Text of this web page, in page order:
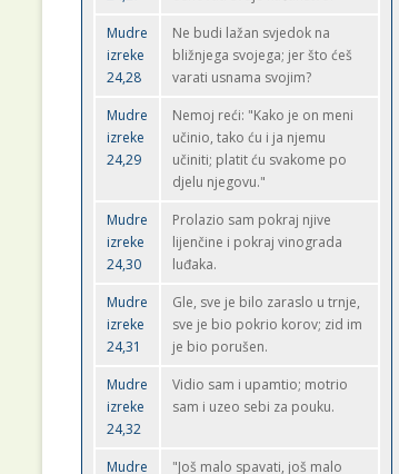
Mudre
izreke
24,28
Ne budi lažan svjedok na
bližnjega svojega; jer što ćeš
varati usnama svojim?
Mudre
izreke
24,29
Nemoj reći: "Kako je on meni
učinio, tako ću i ja njemu
učiniti; platit ću svakome po
djelu njegovu."
Mudre
izreke
24,30
Prolazio sam pokraj njive
lijenčine i pokraj vinograda
luđaka.
Mudre
izreke
24,31
Gle, sve je bilo zaraslo u trnje,
sve je bio pokrio korov; zid im
je bio porušen.
Mudre
izreke
24,32
Vidio sam i upamtio; motrio
sam i uzeo sebi za pouku.
Mudre "Još malo spavati, još malo